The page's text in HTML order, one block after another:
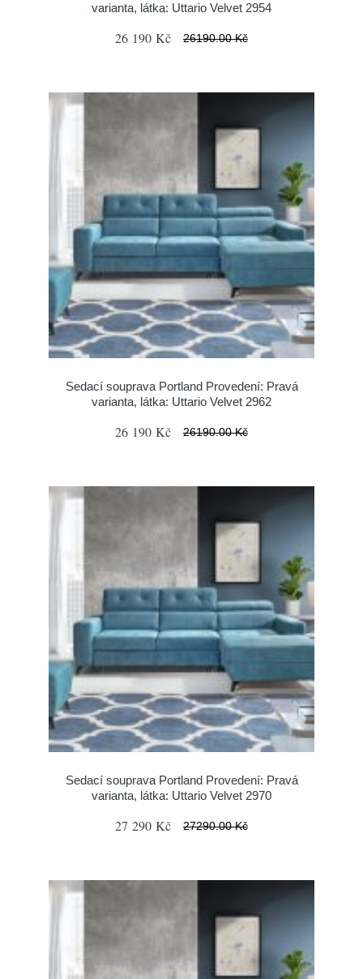
varianta, látka: Uttario Velvet 2954
26 190 Kč 26190.00 Kč
Sedací souprava Portland Provedení: Pravá
varianta, látka: Uttario Velvet 2962
26 190 Kč 26190.00 Kč
Sedací souprava Portland Provedení: Pravá
varianta, látka: Uttario Velvet 2970
27 290 Kč 27290.00 Kč